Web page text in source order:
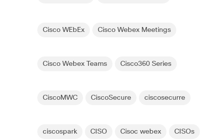
Cisco WEbEx Cisco Webex Meetings
Cisco Webex Teams Cisco360 Series
CiscoMWC CiscoSecure ciscosecurre
ciscospark CISO Cisoc webex CISOs